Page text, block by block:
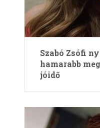
Szabó Zsófi
hamarabb
jóidő